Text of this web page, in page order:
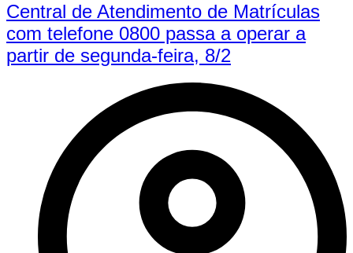
Central de Atendimento de Matrículas
com telefone 0800 passa a operar a
partir de segunda-feira, 8/2